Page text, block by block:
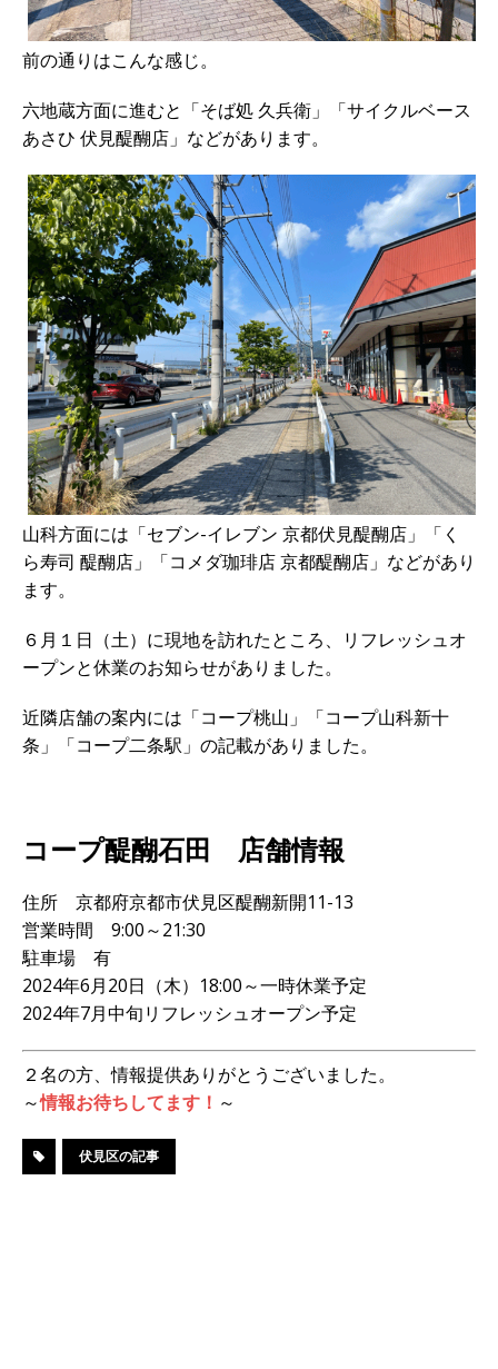
前の通りはこんな感じ。
六地蔵方面に進むと「そば処 久兵衛」「サイクルベース
あさひ 伏見醍醐店」などがあります。
山科方面には「セブン-イレブン 京都伏見醍醐店」「く
ら寿司 醍醐店」「コメダ珈琲店 京都醍醐店」などがあり
ます。
６月１日（土）に現地を訪れたところ、リフレッシュオ
ープンと休業のお知らせがありました。
近隣店舗の案内には「コープ桃山」「コープ山科新十
条」「コープ二条駅」の記載がありました。
コープ醍醐石田 店舗情報
住所 京都府京都市伏見区醍醐新開11-13
営業時間 9:00～21:30
駐車場 有
2024年6月20日（木）18:00～一時休業予定
2024年7月中旬リフレッシュオープン予定
２名の方、情報提供ありがとうございました。
～情報お待ちしてます！ ～
伏見区の記事